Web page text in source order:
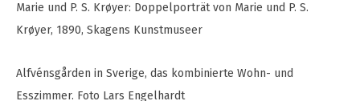
Marie und P. S. Krøyer: Doppelporträt von Marie und P. S.
Krøyer, 1890, Skagens Kunstmuseer
Alfvénsgården in Sverige, das kombinierte Wohn- und
Esszimmer. Foto Lars Engelhardt